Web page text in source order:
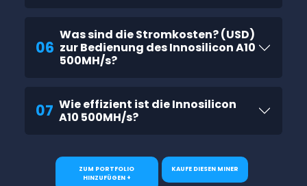
06
Was sind die Stromkosten? (USD)
zur Bedienung des Innosilicon A10
500MH/s?
07 Wie effizient ist die Innosilicon
A10 500MH/s?
ZUM PORTFOLIO
HINZUFÜGEN +
KAUFE DIESEN MINER